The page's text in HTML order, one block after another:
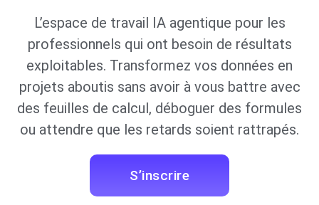
L’espace de travail IA agentique pour les
professionnels qui ont besoin de résultats
exploitables. Transformez vos données en
projets aboutis sans avoir à vous battre avec
des feuilles de calcul, déboguer des formules
ou attendre que les retards soient rattrapés.
S’inscrire